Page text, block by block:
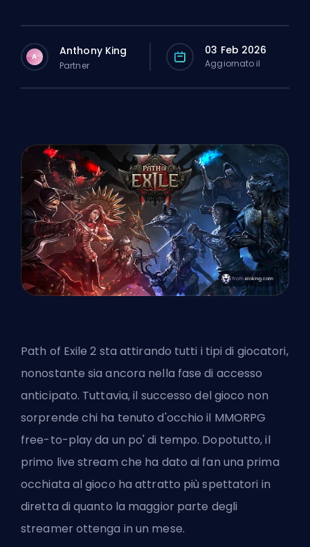
A Anthony King
Partner
03 Feb 2026
Aggiornato il
Path of Exile 2 sta attirando tutti i tipi di giocatori,
nonostante sia ancora nella fase di accesso
anticipato. Tuttavia, il successo del gioco non
sorprende chi ha tenuto d'occhio il MMORPG
free-to-play da un po' di tempo. Dopotutto, il
primo live stream che ha dato ai fan una prima
occhiata al gioco ha attratto più spettatori in
diretta di quanto la maggior parte degli
streamer ottenga in un mese.